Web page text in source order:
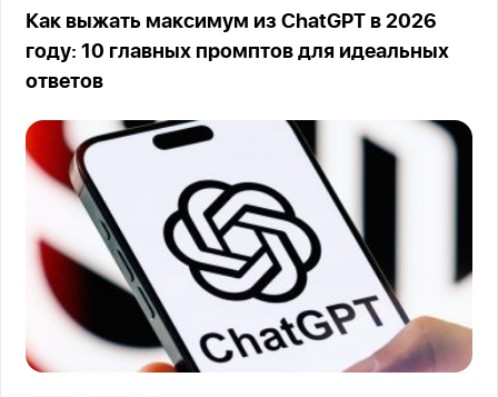
Как выжать максимум из ChatGPT в 2026
году: 10 главных промптов для идеальных
ответов